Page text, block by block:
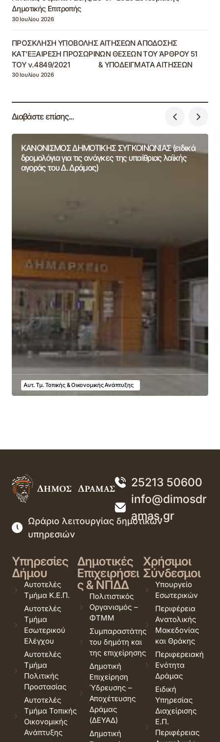
Δημοτικής Επιτροπής
30 Ιουλίου 2026
ΠΡΟΣΚΛΗΣΗ ΥΠΟΒΟΛΗΣ ΑΙΤΗΣΕΩΝ ΑΠΟΔΟΣΗΣ
ΚΑΤ’ΕΞΑΙΡΕΣΗ ΠΡΟΣΩΡΙΝΩΝ ΘΕΣΕΩΝ ΤΟΥ ΆΡΘΡΟΥ 51
ΤΟΥ ν.4849/2021 & ΥΠΟΔΕΙΓΜΑΤΑ ΑΙΤΗΣΕΩΝ
30 Ιουλίου 2026
Διαβάστε επίσης...
ΚΑΝΟΝΙΣΜΟΣ ΔΗΜΟΤΙΚΗΣ ΣΥΓΚΟΙΝΩΝΙΑΣ (ειδικά
δρομολόγια για τις ανάγκες της υπαίθριας λαϊκής
αγοράς του Δ. Δράμας)
Αυτ. Τμ. Τοπικής & Οικονομικής Ανάπτυξης
25213 50600
info@dimosdr
amas.gr
Ωράριο λειτουργίας δημοτικών
υπηρεσιών
Υπηρεσίες
Δήμου
Αυτοτελές
Τμήμα Κ.Ε.Π.
Αυτοτελές
Τμήμα
Εσωτερικού
Ελέγχου
Αυτοτελές
Τμήμα
Πολιτικής
Προστασίας
Αυτοτελές
Τμήμα Τοπικής
Οικονομικής
Ανάπτυξης
Δημοτικές
Επιχειρήσει
ς & ΝΠΔΔ
Πολιτιστικός
Οργανισμός –
ΦΤΜΜ
Συμπαραστάτης
του δημότη και
της επιχείρησης
Δημοτική
Επιχείρηση
Ύδρευσης –
Αποχέτευσης
Δράμας
(ΔΕΥΑΔ)
Δημοτική
Χρήσιμοι
Σύνδεσμοι
Υπουργείο
Εσωτερικών
Περιφέρεια
Ανατολικής
Μακεδονίας
και Θράκης
Περιφερειακή
Ενότητα
Δράμας
Ειδική
Υπηρεσίας
Διαχείρισης
Ε.Π.
Περιφέρειας